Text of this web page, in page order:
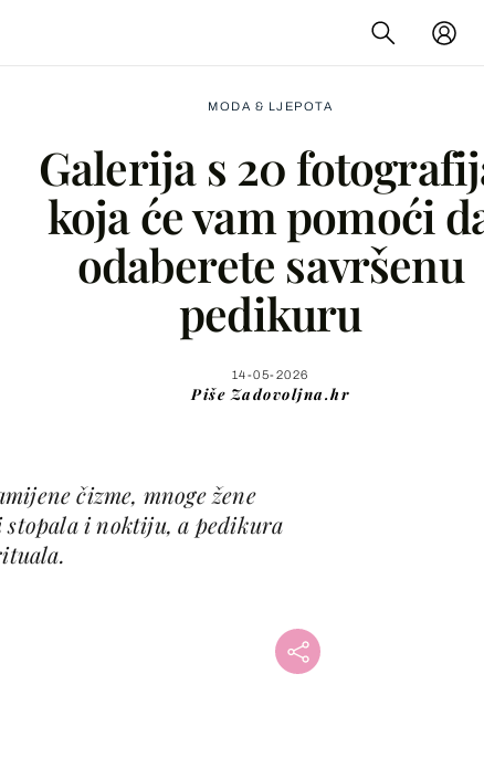
MODA & LJEPOTA
Galerija s 20
koja će vam pomoći
odaberete savršenu
pedikuru
14-05-2026
Piše Zadovoljna.hr
čizme, mnoge žene
i noktiju, a pedikura
Facebook